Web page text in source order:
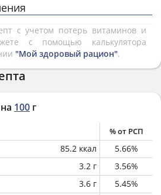
с учетом потерь витаминов и
с помощью калькулятора
"Мой здоровый рацион".
100 г
% от РСП
85.2 ккал 5.66%
3.2 г 3.56%
3.6 г 5.45%